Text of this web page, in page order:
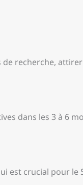
de recherche,
dans les 3 à 6
est crucial pour le